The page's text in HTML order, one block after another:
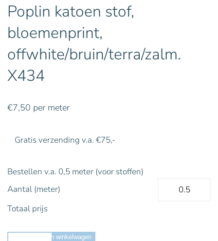
Poplin katoen stof,
bloemenprint,
offwhite/bruin/terra/zalm.
X434
€7,50 per meter
Gratis verzending v.a. €75,-
Bestellen v.a. 0,5 meter (voor stoffen)
Aantal (meter)
Totaal prijs
Toevoegen aan winkelwagen